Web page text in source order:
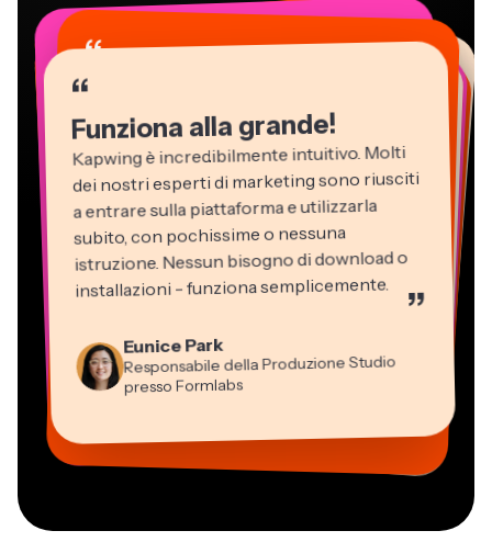
“
Funziona alla grande!
Kapwing è incredibilmente intuitivo. Molti
dei nostri esperti di marketing sono riusciti
a entrare sulla piattaforma e utilizzarla
subito, con pochissime o nessuna
istruzione. Nessun bisogno di download o
installazioni - funziona semplicemente. ”
Eunice Park
Responsabile della Produzione Studio
presso Formlabs
“
“
Grant Taleck
Panos Papagapiou
Socio Amministratore di EPATHLON
“
Kerry-lee Farla
Youtuber
Gracie Peng
Direttore dei Contenuti
“
Heidi Rae
Istruzione
“
Natasha Ball
Consulente
“
Mitch Rawlings
“
Dina Segovia
Libero professionista virtuale